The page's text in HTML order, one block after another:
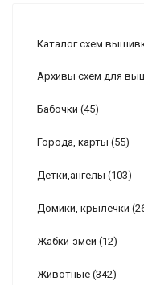
Каталог схем
Архивы схем для
Бабочки (45)
Города, карты (55)
Детки,ангелы (103)
Домики, крылечки
Жабки-змеи (12)
Животные (342)